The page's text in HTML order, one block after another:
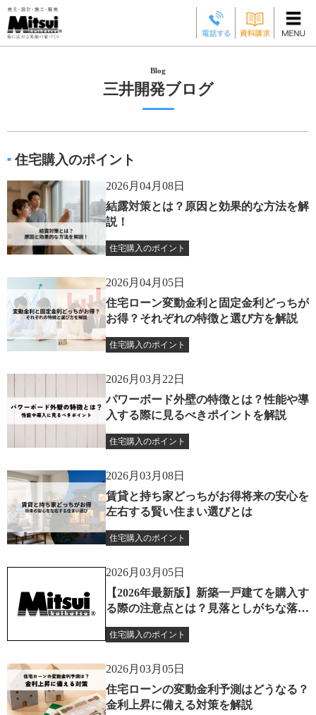
三井開発ブログ
住宅購入のポイント
2026月04月08日
結露対策とは？原因と効果的な方法を解
説！
住宅購入のポイント
2026月04月05日
住宅ローン変動金利と固定金利どっちが
お得？それぞれの特徴と選び方を解説
住宅購入のポイント
2026月03月22日
パワーボード外壁の特徴とは？性能や導
入する際に見るべきポイントを解説
住宅購入のポイント
2026月03月08日
賃貸と持ち家どっちがお得将来の安心を
左右する賢い住まい選びとは
住宅購入のポイント
2026月03月05日
【2026年最新版】新築一戸建てを購入す
る際の注意点とは？見落としがちな落と
住宅購入のポイント
2026月03月05日
住宅ローンの変動金利予測はどうなる？
金利上昇に備える対策を解説